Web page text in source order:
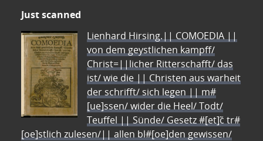
Just scanned
Lienhard Hirsing.|| COMOEDIA ||
von dem geystlichen kampff/
Christ=||licher Ritterschafft/ das
ist/ wie die || Christen aus warheit
der schrifft/ sich legen || m#
[ue]ssen/ wider die Heel/ Todt/
Teuffel || Sünde/ Gesetz #[et]c̃ tr#
[oe]stlich zulesen/|| allen bl#[oe]den gewissen/